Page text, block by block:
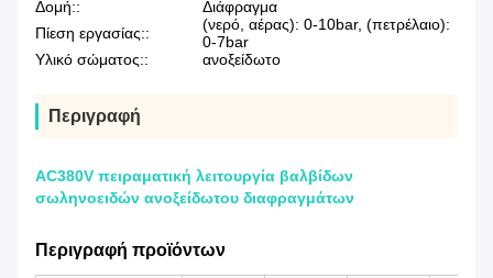
Δομή::
Διάφραγμα
Πίεση εργασίας::
(νερό, αέρας): 0-10bar, (πετρέλαιο):
0-7bar
Υλικό σώματος::
ανοξείδωτο
Περιγραφή
AC380V πειραματική λειτουργία βαλβίδων
σωληνοειδών ανοξείδωτου διαφραγμάτων
Περιγραφή προϊόντων